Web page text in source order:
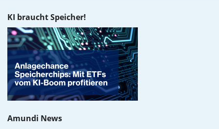
KI braucht Speicher!
Amundi News